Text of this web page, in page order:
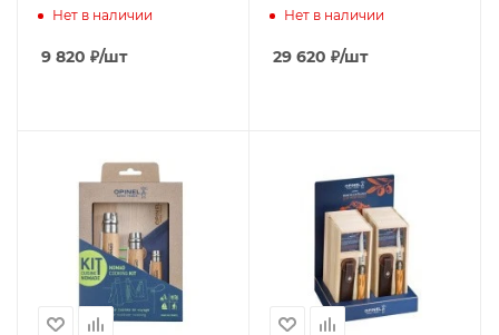
размеров из
183104
Нет в наличии
9 820 ₽/шт
нержав стали, 001159
Нет в наличии
29 620 ₽/шт